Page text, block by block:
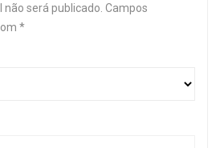
será publicado. Campos
*